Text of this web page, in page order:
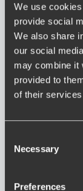
We use
provide social
We also share
our social
may combine it
provided to
of their
Selection
Necessary
Preferences